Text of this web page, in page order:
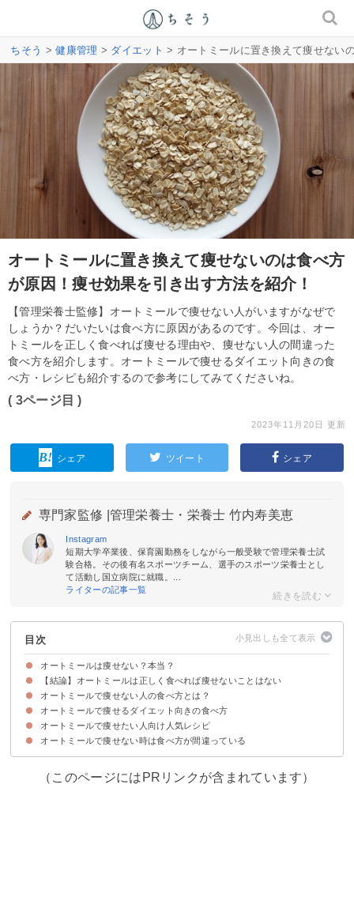
ちそう >健康管理 > ダイエット > オートミールに置き換えて痩せない
オートミールに置き換えて痩せないのは食べ方
が原因！痩せ効果を引き出す方法を紹介！
【管理栄養士監修】オートミールで痩せない人がいますがなぜで
しょうか？だいたいは食べ方に原因があるのです。今回は、オー
トミールを正しく食べれば痩せる理由や、痩せない人の間違った
食べ方を紹介します。オートミールで痩せるダイエット向きの食
べ方・レシピも紹介するので参考にしてみてくださいね。
( 3ページ目 )
2023年11月20日 更新
シェア ツイート シェア
専門家監修 | 管理栄養士・栄養士 竹内寿美恵
Instagram
短期大学卒業後、保育園勤務をしながら一般受験で管理栄養士試
験合格。その後有名スポーツチーム、選手のスポーツ栄養士とし
て活動し国立病院に就職。...
ライターの記事一覧
目次
オートミールは痩せない？本当？
【結論】オートミールは正しく食べれば痩せないことはない
①余計な添加物が含まれていない
②食物繊維・タンパク質が豊富
③カロリー・糖質が低い
④栄養バランスが良い
オートミールで痩せない人の食べ方とは？
①食べ過ぎている
②甘味料を多く入れている
③オートミール以外の食事も多く食べてしまっている
オートミールで痩せるダイエット向きの食べ方
①1食あたり30gを普段の食事に置き換えて食べる
②そのままではなくお粥・米化などふやかして食べる
オートミールで痩せたい人向け人気レシピ
①オートミールご飯
⓶オートミールパンケーキ
③オートミール粥
オートミールで痩せない時は食べ方が間違っている
（このページにはPRリンクが含まれています）